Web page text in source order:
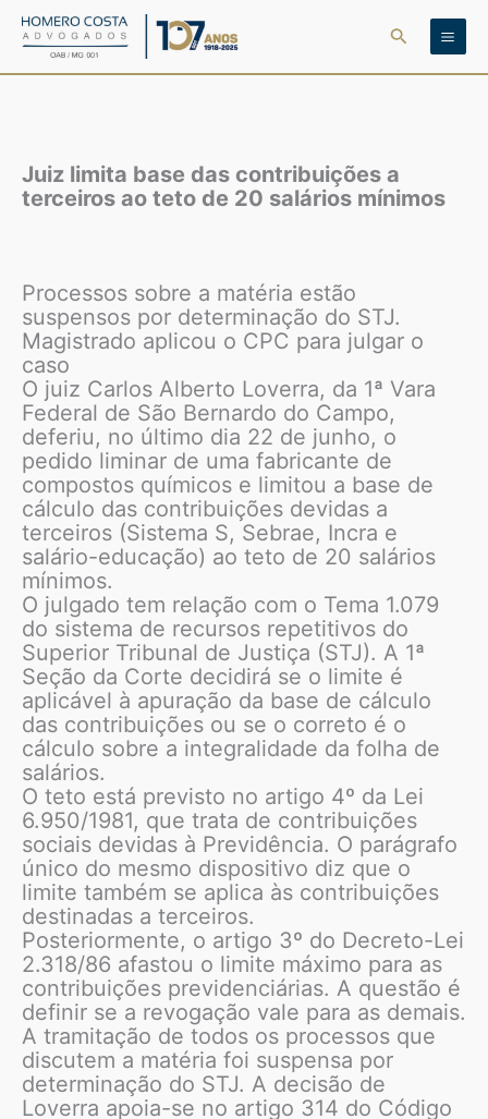
para
Pesquisar
Juiz limita base das contribuições a
terceiros ao teto de 20 salários mínimos
Processos sobre a matéria estão
suspensos por determinação do STJ.
Magistrado aplicou o CPC para julgar o
caso
O juiz Carlos Alberto Loverra, da 1ª Vara
Federal de São Bernardo do Campo,
deferiu, no último dia 22 de junho, o
pedido liminar de uma fabricante de
compostos químicos e limitou a base de
cálculo das contribuições devidas a
terceiros (Sistema S, Sebrae, Incra e
salário-educação) ao teto de 20 salários
mínimos.
O julgado tem relação com o Tema 1.079
do sistema de recursos repetitivos do
Superior Tribunal de Justiça (STJ). A 1ª
Seção da Corte decidirá se o limite é
aplicável à apuração da base de cálculo
das contribuições ou se o correto é o
cálculo sobre a integralidade da folha de
salários.
O teto está previsto no artigo 4º da Lei
6.950/1981, que trata de contribuições
sociais devidas à Previdência. O parágrafo
único do mesmo dispositivo diz que o
limite também se aplica às contribuições
destinadas a terceiros.
Posteriormente, o artigo 3º do Decreto-Lei
2.318/86 afastou o limite máximo para as
contribuições previdenciárias. A questão é
definir se a revogação vale para as demais.
A tramitação de todos os processos que
discutem a matéria foi suspensa por
determinação do STJ. A decisão de
Loverra apoia-se no artigo 314 do Código